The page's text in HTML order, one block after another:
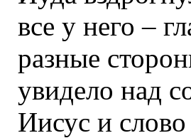
все у него –
разные
увидело над
Иисус и